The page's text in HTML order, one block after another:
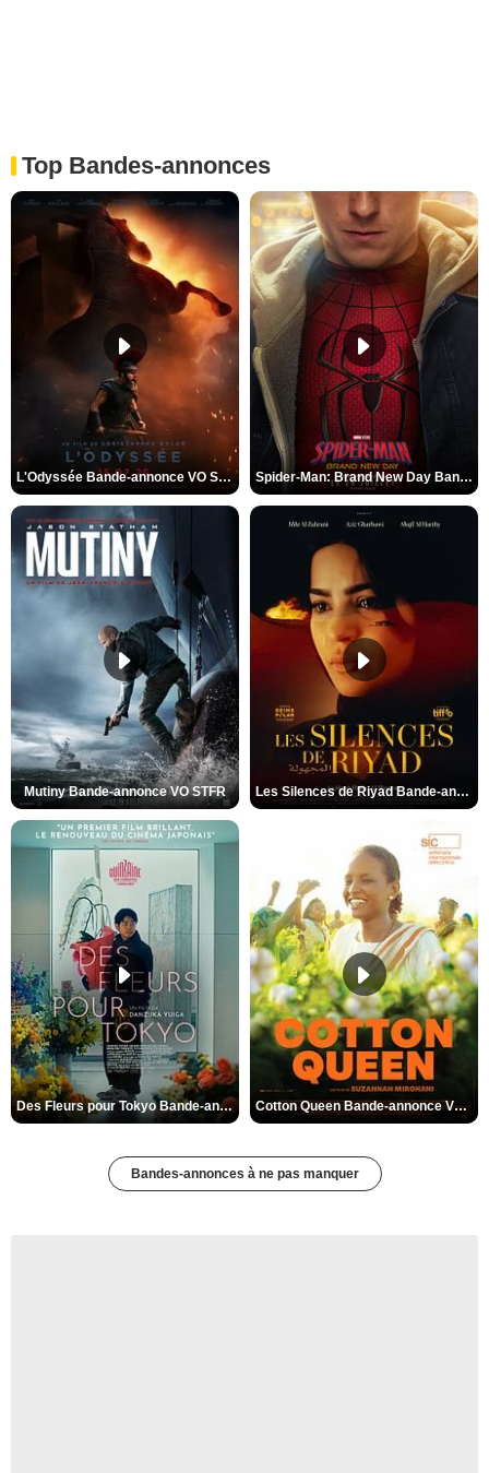
Top Bandes-annonces
L'Odyssée Bande-annonce VO STFR Spider-Man: Brand New Day Bande-annonce VO STFR
Mutiny Bande-annonce VO STFR Les Silences de Riyad Bande-annonce VO STFR
Des Fleurs pour Tokyo Bande-annonce VO STFR Cotton Queen Bande-annonce VO STFR
Bandes-annonces à ne pas manquer